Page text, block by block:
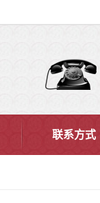
联系方式